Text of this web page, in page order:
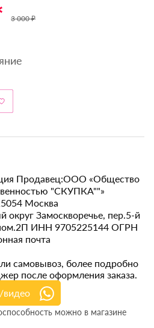
3 000 ₽
Продавец:ООО «Общество
"СКУПКА""»
Москва
округ Замоскворечье, пер.5-й
ИНН 9705225144 ОГРН
почта
самовывоз, более подробно
после оформления заказа.
видео
можно в магазине